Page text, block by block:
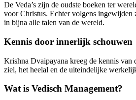
De Veda’s zijn de oudste boeken ter
voor Christus. Echter volgens ingewijden
in bijna alle talen van de wereld.
Kennis door innerlijk schouwen
Krishna Dvaipayana kreeg de kennis van
ziel, het heelal en de uiteindelijke
Wat is Vedisch Management?